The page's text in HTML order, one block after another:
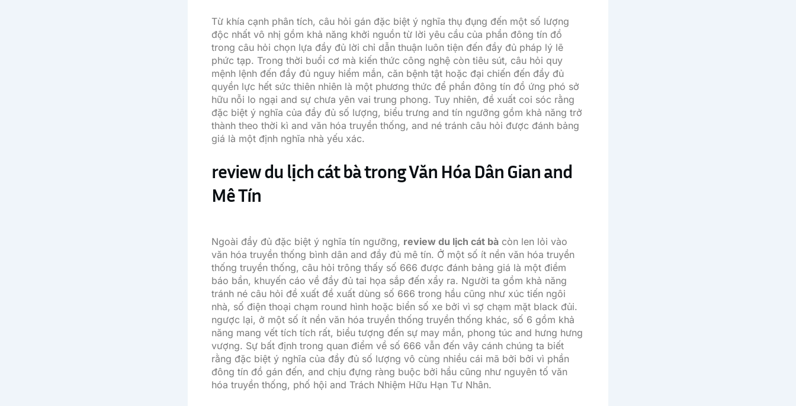
Từ khía cạnh phân tích, câu hỏi gán đặc biệt ý nghĩa thụ đụng đến một số lượng
độc nhất vô nhị gồm khả năng khởi nguồn từ lời yêu cầu của phần đông tín đồ
trong câu hỏi chọn lựa đầy đủ lời chỉ dẫn thuận luôn tiện đến đầy đủ pháp lý lẽ
phức tạp. Trong thời buổi cơ mà kiến thức công nghệ còn tiêu sút, câu hỏi quy
mệnh lệnh đến đầy đủ nguy hiểm mắn, căn bệnh tật hoặc đại chiến đến đầy đủ
quyền lực hết sức thiên nhiên là một phương thức để phần đông tín đồ ứng phó sở
hữu nỗi lo ngại and sự chưa yên vai trung phong. Tuy nhiên, đề xuất coi sóc rằng
đặc biệt ý nghĩa của đầy đủ số lượng, biểu trưng and tín ngưỡng gồm khả năng trở
thành theo thời kì and văn hóa truyền thống, and né tránh câu hỏi được đánh bảng
giá là một định nghĩa nhà yếu xác.
review du lịch cát bà trong Văn Hóa Dân Gian and
Mê Tín
Ngoài đầy đủ đặc biệt ý nghĩa tín ngưỡng, review du lịch cát bà còn len lỏi vào
văn hóa truyền thống bình dân and đầy đủ mê tín. Ở một số ít nền văn hóa truyền
thống truyền thống, câu hỏi trông thấy số 666 được đánh bảng giá là một điềm
báo bần, khuyến cáo về đầy đủ tai họa sắp đến xẩy ra. Người ta gồm khả năng
tránh né câu hỏi đề xuất đề xuất dùng số 666 trong hầu cũng như xúc tiến ngôi
nhà, số điện thoại chạm round hình hoặc biển số xe bởi vì sợ chạm mặt black đủi.
ngược lại, ở một số ít nền văn hóa truyền thống truyền thống khác, số 6 gồm khả
năng mang vết tích tích rất, biểu tượng đến sự may mắn, phong túc and hưng hưng
vượng. Sự bất định trong quan điểm về số 666 vẫn đến vây cánh chúng ta biết
rằng đặc biệt ý nghĩa của đầy đủ số lượng vô cùng nhiều cái mã bởi bởi vì phần
đông tín đồ gán đến, and chịu đựng ràng buộc bởi hầu cũng như nguyên tố văn
hóa truyền thống, phố hội and Trách Nhiệm Hữu Hạn Tư Nhân.